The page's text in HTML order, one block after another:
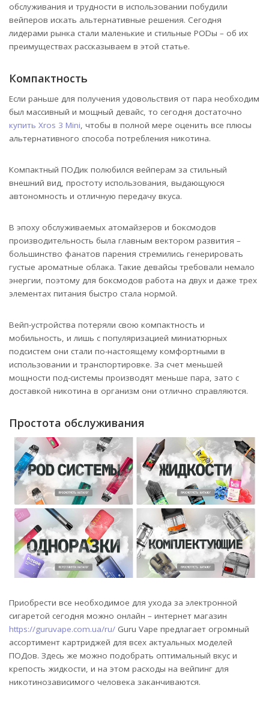
обслуживания и трудности в использовании побудили
вейперов искать альтернативные решения. Сегодня
лидерами рынка стали маленькие и стильные PODы – об их
преимуществах рассказываем в этой статье.
Компактность
Если раньше для получения удовольствия от пара необходим
был массивный и мощный девайс, то сегодня достаточно
купить Xros 3 Mini, чтобы в полной мере оценить все плюсы
альтернативного способа потребления никотина.
Компактный ПОДик полюбился вейперам за стильный
внешний вид, простоту использования, выдающуюся
автономность и отличную передачу вкуса.
В эпоху обслуживаемых атомайзеров и боксмодов
производительность была главным вектором развития –
большинство фанатов парения стремились генерировать
густые ароматные облака. Такие девайсы требовали немало
энергии, поэтому для боксмодов работа на двух и даже трех
элементах питания быстро стала нормой.
Вейп-устройства потеряли свою компактность и
мобильность, и лишь с популяризацией миниатюрных
подсистем они стали по-настоящему комфортными в
использовании и транспортировке. За счет меньшей
мощности под-системы производят меньше пара, зато с
доставкой никотина в организм они отлично справляются.
Простота обслуживания
Приобрести все необходимое для ухода за электронной
сигаретой сегодня можно онлайн – интернет магазин
https://guruvape.com.ua/ru/ Guru Vape предлагает огромный
ассортимент картриджей для всех актуальных моделей
ПОДов. Здесь же можно подобрать оптимальный вкус и
крепость жидкости, и на этом расходы на вейпинг для
никотинозависимого человека заканчиваются.